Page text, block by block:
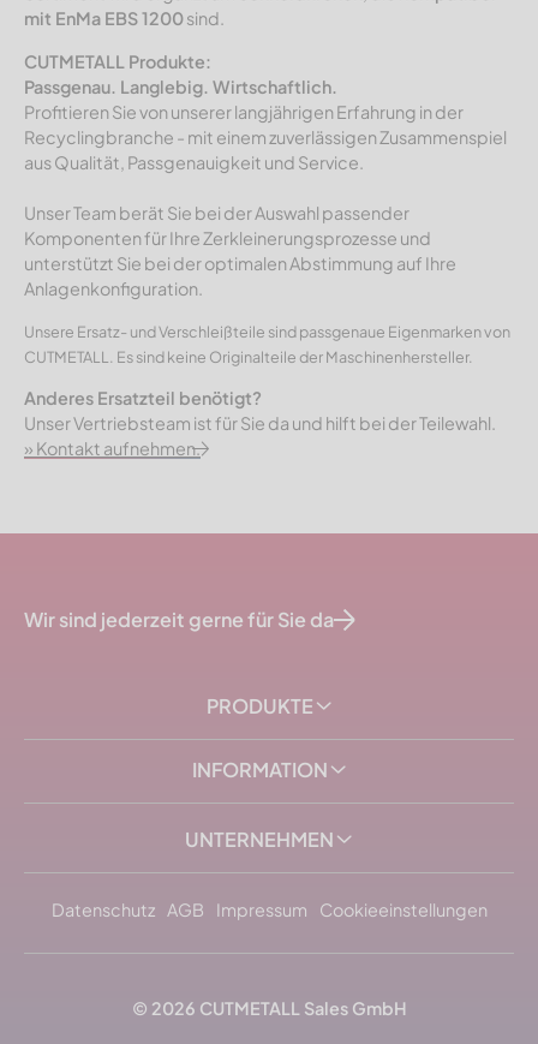
mit EnMa EBS 1200sind.
CUTMETALL Produkte:
Passgenau. Langlebig. Wirtschaftlich.
Profitieren Sie von unserer langjährigen Erfahrung in der
Recyclingbranche - mit einem zuverlässigen Zusammenspiel
aus Qualität, Passgenauigkeit und Service.
Unser Team berät Sie bei der Auswahl passender
Komponenten für Ihre Zerkleinerungsprozesse und
unterstützt Sie bei der optimalen Abstimmung auf Ihre
Anlagenkonfiguration.
Unsere Ersatz- und Verschleißteile sind passgenaue Eigenmarken von
CUTMETALL. Es sind keine Originalteile der Maschinenhersteller.
Anderes Ersatzteil benötigt?
Unser Vertriebsteam ist für Sie da und hilft bei der Teilewahl.
» Kontakt aufnehmen.
Wir sind jederzeit gerne für Sie da
PRODUKTE
INFORMATION
UNTERNEHMEN
Datenschutz AGB Impressum Cookieeinstellungen
© 2026 CUTMETALL Sales GmbH